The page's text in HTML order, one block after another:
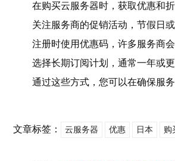
在购买云服务器时，获取优惠和
关注服务商的促销活动，节假日
注册时使用优惠码，许多服务商
选择长期订阅计划，通常一年或
通过这些方式，您可以在确保服
文章标签： 云服务器 优惠 日本 购